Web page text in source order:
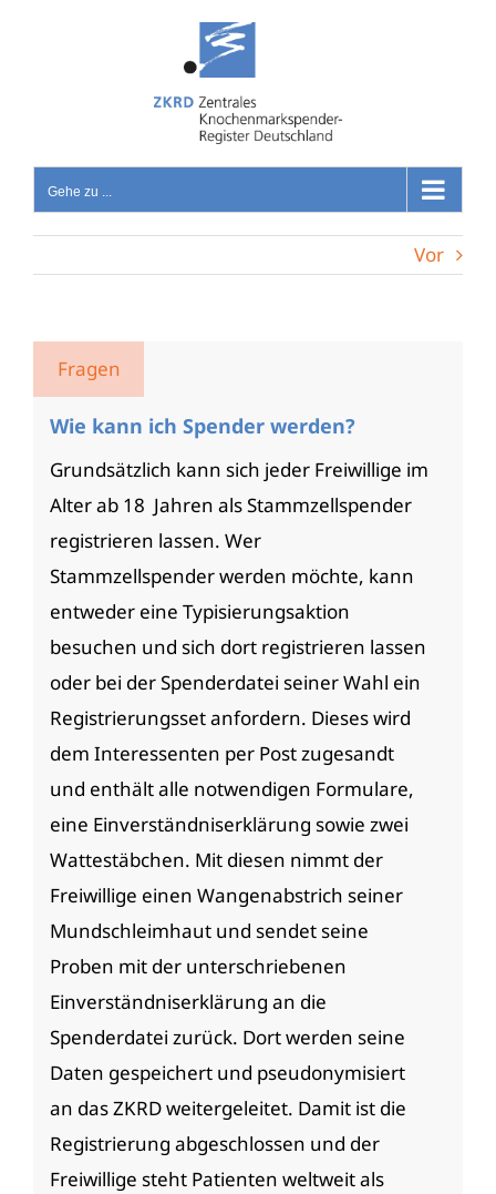
Gehe zu ...
Vor
Wie kann ich Spender werden?
Grundsätzlich kann sich jeder Freiwillige im
Alter ab 18 Jahren als Stammzellspender
registrieren lassen. Wer
Stammzellspender werden möchte, kann
entweder eine Typisierungsaktion
besuchen und sich dort registrieren lassen
oder bei der Spenderdatei seiner Wahl ein
Registrierungsset anfordern. Dieses wird
dem Interessenten per Post zugesandt
und enthält alle notwendigen Formulare,
eine Einverständniserklärung sowie zwei
Wattestäbchen. Mit diesen nimmt der
Freiwillige einen Wangenabstrich seiner
Mundschleimhaut und sendet seine
Proben mit der unterschriebenen
Einverständniserklärung an die
Spenderdatei zurück. Dort werden seine
Daten gespeichert und pseudonymisiert
an das ZKRD weitergeleitet. Damit ist die
Registrierung abgeschlossen und der
Freiwillige steht Patienten weltweit als